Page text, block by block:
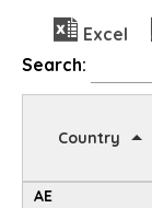
Excel
Search:
Country
AE